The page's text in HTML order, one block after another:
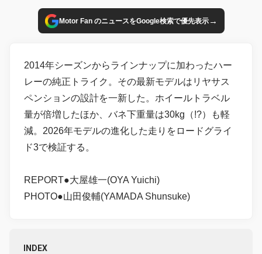
Motor Fan のニュースをGoogle検索で優先表示→
2014年シーズンからラインナップに加わったハー
レーの純正トライク。その最新モデルはリヤサス
ペンションの設計を一新した。ホイールトラベル
量が倍増したほか、バネ下重量は30kg（!?）も軽
減。2026年モデルの進化した走りをロードグライ
ド3で検証する。
REPORT●大屋雄一(OYA Yuichi)
PHOTO●山田俊輔(YAMADA Shunsuke)
INDEX